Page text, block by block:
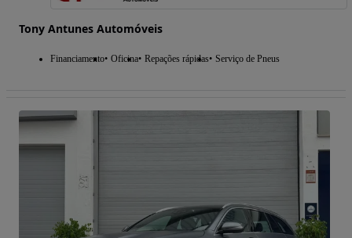
Tony Antunes Automóveis
Financiamento Oficina Repações rápidas Serviço de Pneus